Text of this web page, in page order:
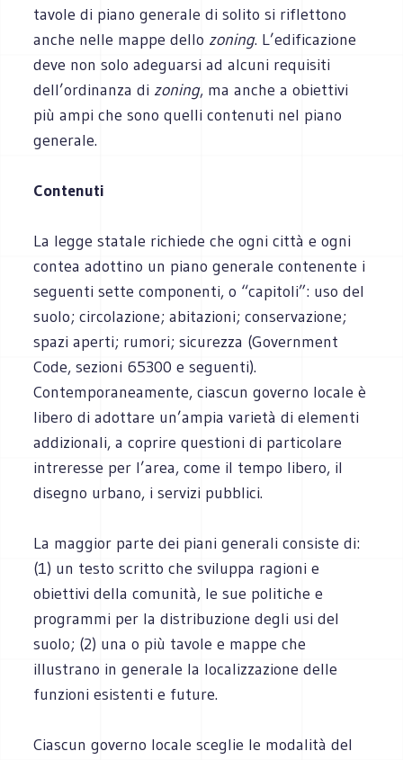
tavole di piano generale di solito si riflettono
anche nelle mappe dello zoning. L’edificazione
deve non solo adeguarsi ad alcuni requisiti
dell’ordinanza di zoning, ma anche a obiettivi
più ampi che sono quelli contenuti nel piano
generale.
Contenuti
La legge statale richiede che ogni città e ogni
contea adottino un piano generale contenente i
seguenti sette componenti, o “capitoli”: uso del
suolo; circolazione; abitazioni; conservazione;
spazi aperti; rumori; sicurezza (Government
Code, sezioni 65300 e seguenti).
Contemporaneamente, ciascun governo locale è
libero di adottare un’ampia varietà di elementi
addizionali, a coprire questioni di particolare
intreresse per l’area, come il tempo libero, il
disegno urbano, i servizi pubblici.
La maggior parte dei piani generali consiste di:
(1) un testo scritto che sviluppa ragioni e
obiettivi della comunità, le sue politiche e
programmi per la distribuzione degli usi del
suolo; (2) una o più tavole e mappe che
illustrano in generale la localizzazione delle
funzioni esistenti e future.
Ciascun governo locale sceglie le modalità del